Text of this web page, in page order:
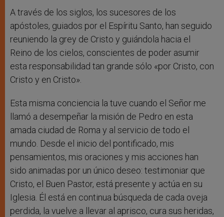
A través de los siglos, los sucesores de los
apóstoles, guiados por el Espíritu Santo, han seguido
reuniendo la grey de Cristo y guiándola hacia el
Reino de los cielos, conscientes de poder asumir
esta responsabilidad tan grande sólo «por Cristo, con
Cristo y en Cristo».
Esta misma conciencia la tuve cuando el Señor me
llamó a desempeñar la misión de Pedro en esta
amada ciudad de Roma y al servicio de todo el
mundo. Desde el inicio del pontificado, mis
pensamientos, mis oraciones y mis acciones han
sido animadas por un único deseo: testimoniar que
Cristo, el Buen Pastor, está presente y actúa en su
Iglesia. Él está en continua búsqueda de cada oveja
perdida, la vuelve a llevar al aprisco, cura sus heridas,